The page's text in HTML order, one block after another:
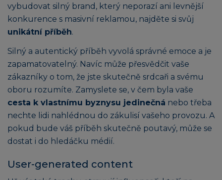
vybudovat silný brand, který neporazí ani levnější
konkurence s masivní reklamou, najděte si svůj
unikátní příběh.
Silný a autentický příběh vyvolá správné emoce a je
zapamatovatelný. Navíc může přesvědčit vaše
zákazníky o tom, že jste skutečně srdcaři a svému
oboru rozumíte. Zamyslete se, v čem byla vaše
cesta k vlastnímu byznysu jedinečná nebo třeba
nechte lidi nahlédnou do zákulisí vašeho provozu. A
pokud bude váš příběh skutečně poutavý, může se
dostat i do hledáčku médií.
User-generated content